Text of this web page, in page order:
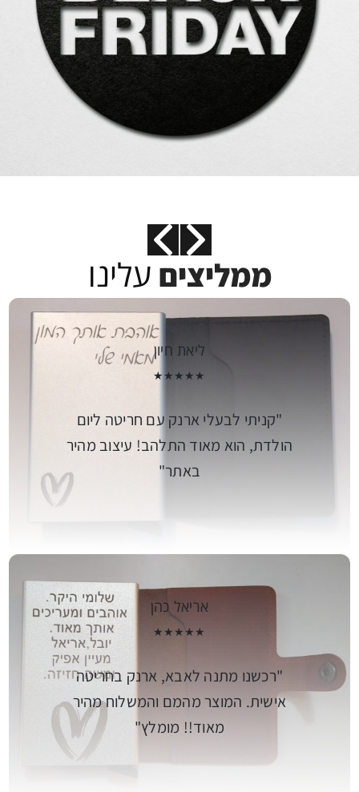
ממליצים עלינו
ליאת חיון
★★★★★
קניתי לבעלי ארנק עם חריטה ליום
הולדת, הוא מאוד התלהב! עיצוב מהיר
באתר
אריאל כהן
★★★★★
רכשנו מתנה לאבא, ארנק בחריטה
אישית. המוצר מהמם והמשלוח מהיר
מאוד!! מומלץ